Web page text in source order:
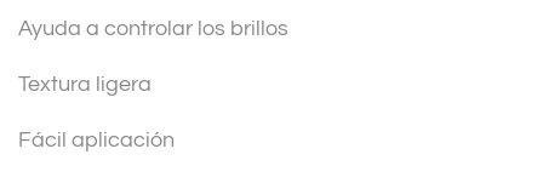
Ayuda a controlar los brillos
Textura ligera
Fácil aplicación